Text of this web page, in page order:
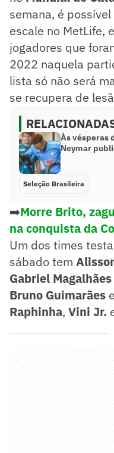
semana, é possível
escale no MetLife,
jogadores que
2022 naquela
lista só não será
se recupera de
Às vésperas
Neymar
Seleção Brasileira
➡️Morre Brito,
na conquista da
Um dos times
sábado tem
Gabriel Magalhães
Bruno Guimarães e
Raphinha, Vini Jr.